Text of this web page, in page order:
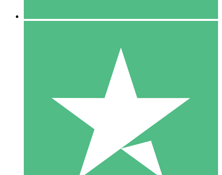
10 Downloads
20 00